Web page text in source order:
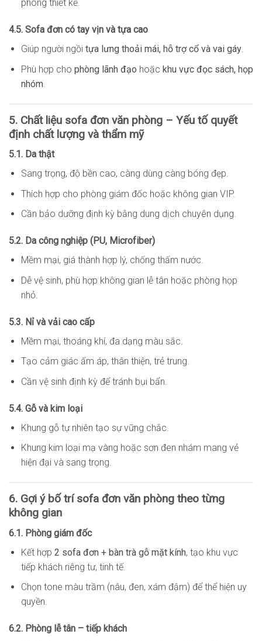
phòng thiết kế.
4.5. Sofa đơn có tay vịn và tựa cao
Giúp người ngồi tựa lưng thoải mái, hỗ trợ cổ và vai gáy.
Phù hợp cho phòng lãnh đạo hoặc khu vực đọc sách, họp
nhóm.
5. Chất liệu sofa đơn văn phòng – Yếu tố quyết
định chất lượng và thẩm mỹ
5.1. Da thật
Sang trọng, độ bền cao, càng dùng càng bóng đẹp.
Thích hợp cho phòng giám đốc hoặc không gian VIP.
Cần bảo dưỡng định kỳ bằng dung dịch chuyên dụng.
5.2. Da công nghiệp (PU, Microfiber)
Mềm mại, giá thành hợp lý, chống thấm nước.
Dễ vệ sinh, phù hợp không gian lễ tân hoặc phòng họp
nhỏ.
5.3. Nỉ và vải cao cấp
Mềm mại, thoáng khí, đa dạng màu sắc.
Tạo cảm giác ấm áp, thân thiện, trẻ trung.
Cần vệ sinh định kỳ để tránh bụi bẩn.
5.4. Gỗ và kim loại
Khung gỗ tự nhiên tạo sự vững chắc.
Khung kim loại mạ vàng hoặc sơn đen nhám mang vẻ
hiện đại và sang trọng.
6. Gợi ý bố trí sofa đơn văn phòng theo từng
không gian
6.1. Phòng giám đốc
Kết hợp 2 sofa đơn + bàn trà gỗ mặt kính, tạo khu vực
tiếp khách riêng tư, tinh tế.
Chọn tone màu trầm (nâu, đen, xám đậm) để thể hiện uy
quyền.
6.2. Phòng lễ tân – tiếp khách